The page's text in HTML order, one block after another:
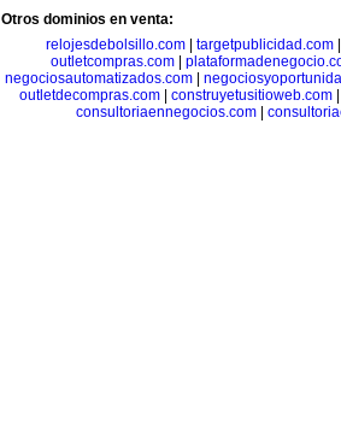
Otros dominios en venta:
relojesdebolsillo.com| targetpublicidad.com
outletcompras.com
negociosautomatizados.com|
outletdecompras.com
construyetusitioweb.com
consultoriaennegocios.com